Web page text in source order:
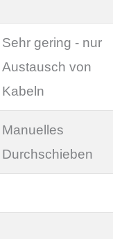
Sehr gering - nur
Austausch von
Kabeln
Manuelles
Durchschieben